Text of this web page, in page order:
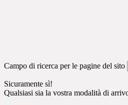
Campo di ricerca per le pagine del sito
Sicuramente sì!
Qualsiasi sia la vostra modalità di